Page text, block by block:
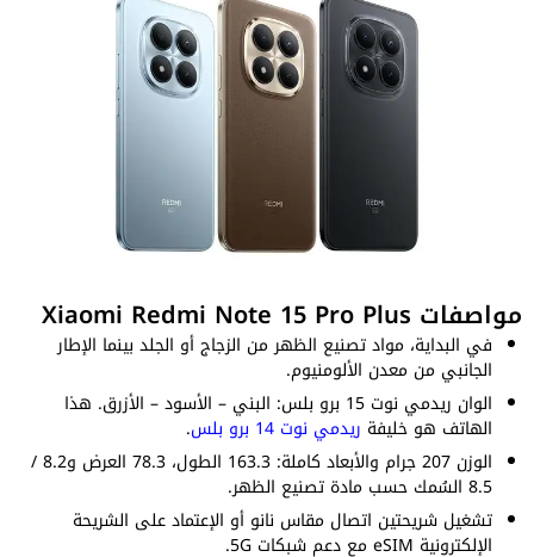
مواصفات Xiaomi Redmi Note 15 Pro Plus
في البداية، مواد تصنيع الظهر من الزجاج أو الجلد بينما الإطار
الجانبي من معدن الألومنيوم.
الوان ريدمي نوت 15 برو بلس: البني – الأسود – الأزرق. هذا
الهاتف هو خليفة ريدمي نوت 14 برو بلس
.
الوزن 207 جرام والأبعاد كاملة: 163.3 الطول، 78.3 العرض و8.2 /
8.5 السُمك حسب مادة تصنيع الظهر.
تشغيل شريحتين اتصال مقاس نانو أو الإعتماد على الشريحة
الإلكترونية eSIM مع دعم شبكات 5G.